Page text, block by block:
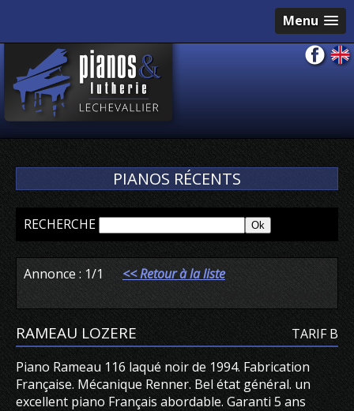
Menu
PIANOS RÉCENTS
RECHERCHE
Annonce : 1/1 << Retour à la liste
TARIF B
RAMEAU LOZERE
Piano Rameau 116 laqué noir de 1994. Fabrication
Française. Mécanique Renner. Bel état général. un
excellent piano Français abordable. Garanti 5 ans